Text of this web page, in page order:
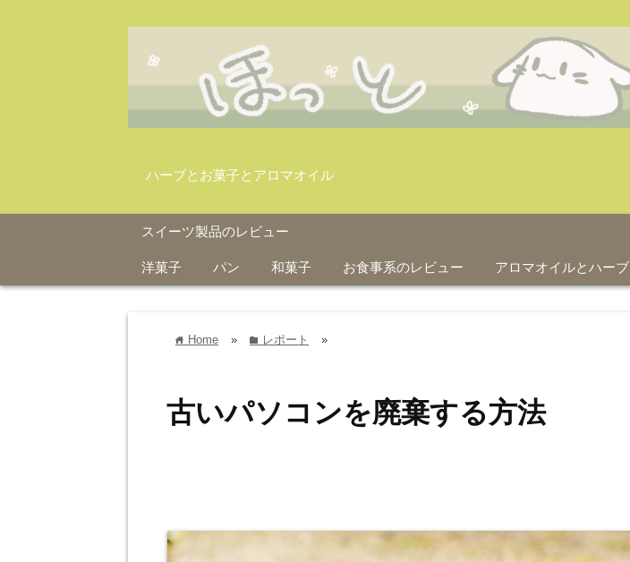
ハーブとお菓子とアロマオイル
スイーツ製品のレビュー
洋菓子 パン 和菓子 お食事系のレビュー アロマオイルとハーブ
home Home » folder レポート »
古いパソコンを廃棄する方法